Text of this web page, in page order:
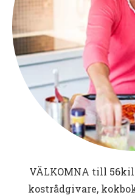
VÄLKOMNA till
kostrådgivare,